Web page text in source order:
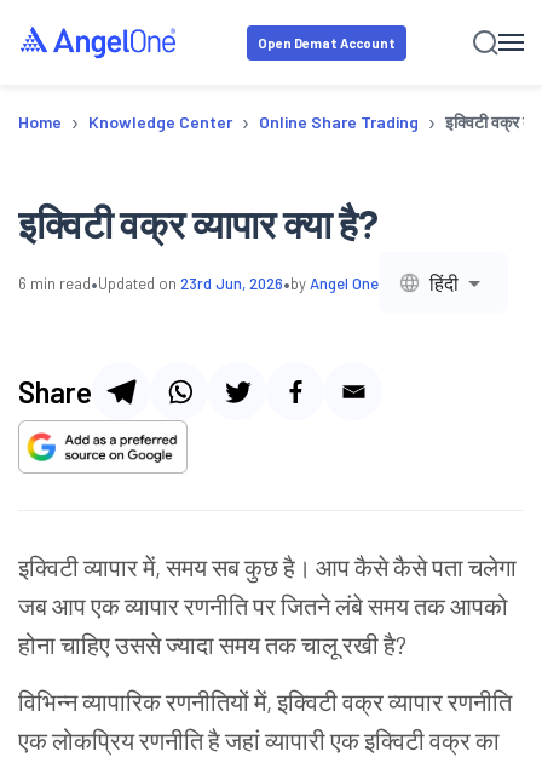
Open Demat Account
Home › Knowledge Center › Online Share Trading › इक्विटी वक्र
इक्विटी वक्र व्यापार क्या है?
6 min read•Updated on 23rd Jun, 2026•byAngel One हिंदी
Share
इक्विटीव्यापार में,समयसबकुछहै। आपकैसेकैसे पता चलेगा
जबआपएकव्यापाररणनीतिपरजितनेलंबेसमयतकआपको
होनाचाहिएउससे ज्यादा समय तक चालू रखीहै?
विभिन्नव्यापारिकरणनीतियोंमें,इक्विटीवक्रव्यापाररणनीति
एकलोकप्रिय रणनीतिहैजहांव्यापारीएकइक्विटीवक्रका